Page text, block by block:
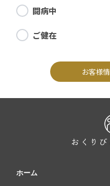
闘病中
ご健在
お客様
ホーム